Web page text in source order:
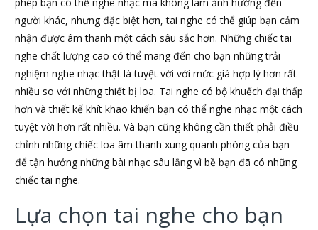
người khác, nhưng đặc biệt hơn, tai nghe có thể giúp bạn cảm
nhận được âm thanh một cách sâu sắc hơn. Những chiếc tai
nghe chất lượng cao có thể mang đến cho bạn những trải
nghiệm nghe nhạc thật là tuyệt vời với mức giá hợp lý hơn rất
nhiều so với những thiết bị loa. Tai nghe có bộ khuếch đại thấp
hơn và thiết kế khít khao khiến bạn có thể nghe nhạc một cách
tuyệt vời hơn rất nhiều. Và bạn cũng không cần thiết phải điều
chỉnh những chiếc loa âm thanh xung quanh phòng của bạn
để tận hưởng những bài nhạc sâu lắng vì bề bạn đã có những
chiếc tai nghe.
Lựa chọn tai nghe cho bạn